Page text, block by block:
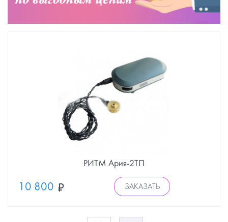
РИТМ Ария-2ТП
10 800 ЗАКАЗАТЬ